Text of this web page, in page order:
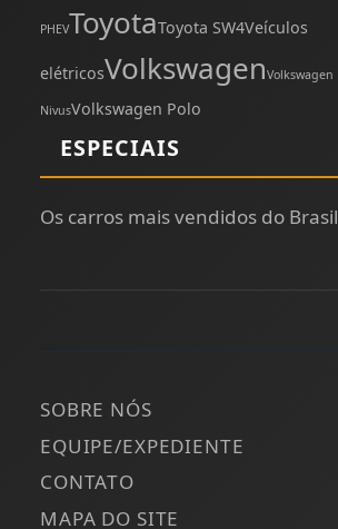
PHEVToyotaToyota SW4Veículos
elétricosVolkswagenVolkswagen
NivusVolkswagen Polo
ESPECIAIS
Os carros mais vendidos do Brasil
SOBRE NÓS
EQUIPE/EXPEDIENTE
CONTATO
MAPA DO SITE